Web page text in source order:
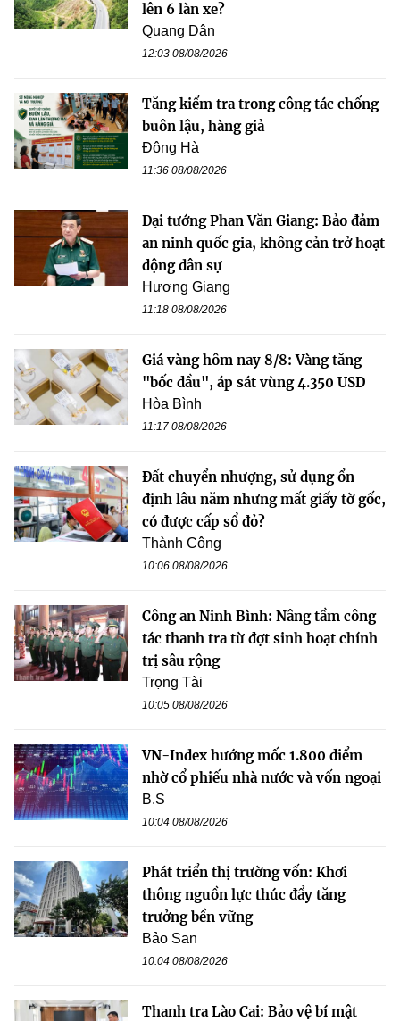
lên 6 làn xe?
Quang Dân
12:03 08/08/2026
Tăng kiểm tra trong công tác chống
buôn lậu, hàng giả
Đông Hà
11:36 08/08/2026
Đại tướng Phan Văn Giang: Bảo đảm
an ninh quốc gia, không cản trở hoạt
động dân sự
Hương Giang
11:18 08/08/2026
Giá vàng hôm nay 8/8: Vàng tăng
"bốc đầu", áp sát vùng 4.350 USD
Hòa Bình
11:17 08/08/2026
Đất chuyển nhượng, sử dụng ổn
định lâu năm nhưng mất giấy tờ gốc,
có được cấp sổ đỏ?
Thành Công
10:06 08/08/2026
Công an Ninh Bình: Nâng tầm công
tác thanh tra từ đợt sinh hoạt chính
trị sâu rộng
Trọng Tài
10:05 08/08/2026
VN-Index hướng mốc 1.800 điểm
nhờ cổ phiếu nhà nước và vốn ngoại
B.S
10:04 08/08/2026
Phát triển thị trường vốn: Khơi
thông nguồn lực thúc đẩy tăng
trưởng bền vững
Bảo San
10:04 08/08/2026
Thanh tra Lào Cai: Bảo vệ bí mật